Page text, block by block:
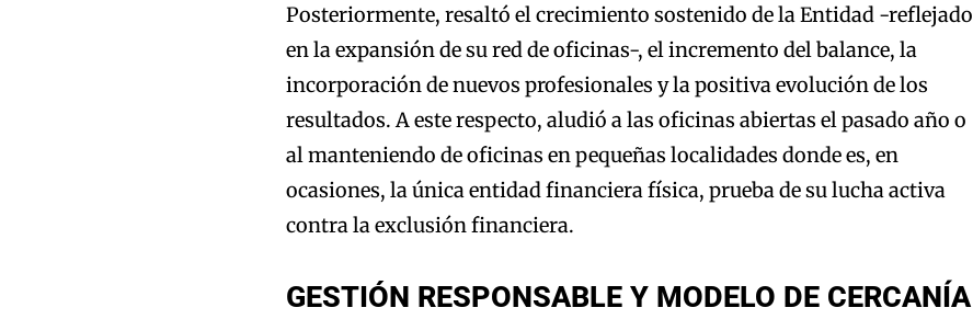
Posteriormente, resaltó el crecimiento sostenido de la Entidad -reflejado
en la expansión de su red de oficinas-, el incremento del balance, la
incorporación de nuevos profesionales y la positiva evolución de los
resultados. A este respecto, aludió a las oficinas abiertas el pasado año o
al manteniendo de oficinas en pequeñas localidades donde es, en
ocasiones, la única entidad financiera física, prueba de su lucha activa
contra la exclusión financiera.
GESTIÓN RESPONSABLE Y MODELO DE CERCANÍA